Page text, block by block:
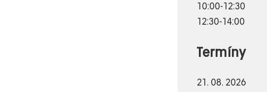
10:00-12:30
12:30-14:00
Termíny
21. 08. 2026